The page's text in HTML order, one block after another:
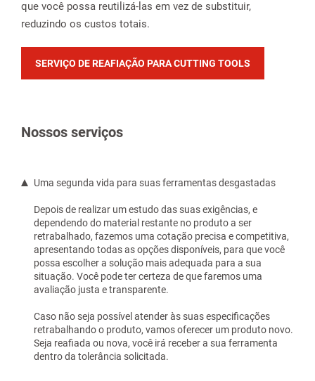
que você possa reutilizá-las em vez de substituir,
reduzindo os custos totais.
SERVIÇO DE REAFIAÇÃO PARA CUTTING TOOLS
Nossos serviços
Uma segunda vida para suas ferramentas desgastadas
Depois de realizar um estudo das suas exigências, e
dependendo do material restante no produto a ser
retrabalhado, fazemos uma cotação precisa e competitiva,
apresentando todas as opções disponíveis, para que você
possa escolher a solução mais adequada para a sua
situação. Você pode ter certeza de que faremos uma
avaliação justa e transparente.
Caso não seja possível atender às suas especificações
retrabalhando o produto, vamos oferecer um produto novo.
Seja reafiada ou nova, você irá receber a sua ferramenta
dentro da tolerância solicitada.